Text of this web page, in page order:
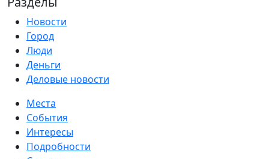
Новости
Город
Люди
Деньги
Деловые новости
Места
События
Интересы
Подробности